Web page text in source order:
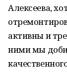
Алексеева,
активны и
ними мы